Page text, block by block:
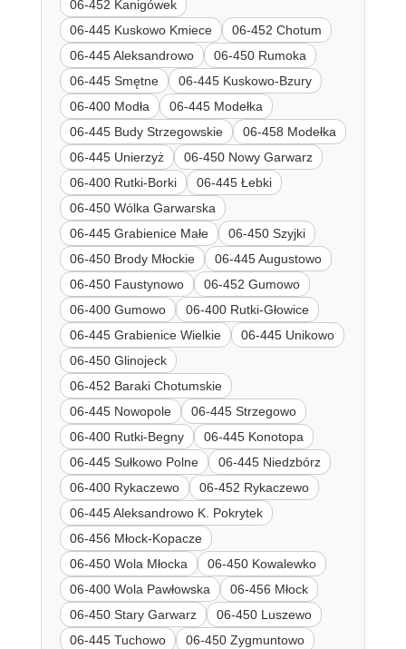
06-452 Kanigówek
06-445 Kuskowo Kmiece
06-452 Chotum
06-445 Aleksandrowo
06-450 Rumoka
06-445 Smętne
06-445 Kuskowo-Bzury
06-400 Modła
06-445 Modełka
06-445 Budy Strzegowskie
06-458 Modełka
06-445 Unierzyż
06-450 Nowy Garwarz
06-400 Rutki-Borki
06-445 Łebki
06-450 Wólka Garwarska
06-445 Grabienice Małe
06-450 Szyjki
06-450 Brody Młockie
06-445 Augustowo
06-450 Faustynowo
06-452 Gumowo
06-400 Gumowo
06-400 Rutki-Głowice
06-445 Grabienice Wielkie
06-445 Unikowo
06-450 Glinojeck
06-452 Baraki Chotumskie
06-445 Nowopole
06-445 Strzegowo
06-400 Rutki-Begny
06-445 Konotopa
06-445 Sułkowo Polne
06-445 Niedzbórz
06-400 Rykaczewo
06-452 Rykaczewo
06-445 Aleksandrowo K. Pokrytek
06-456 Młock-Kopacze
06-450 Wola Młocka
06-450 Kowalewko
06-400 Wola Pawłowska
06-456 Młock
06-450 Stary Garwarz
06-450 Luszewo
06-445 Tuchowo
06-450 Zygmuntowo